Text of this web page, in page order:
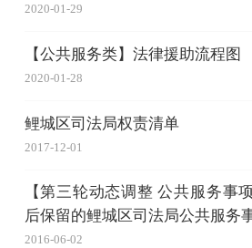
2020-01-29
【公共服务类】法律援助流程图
2020-01-28
鲤城区司法局权责清单
2017-12-01
【第三轮动态调整 公共服务事
后保留的鲤城区司法局公共服务
2016-06-02